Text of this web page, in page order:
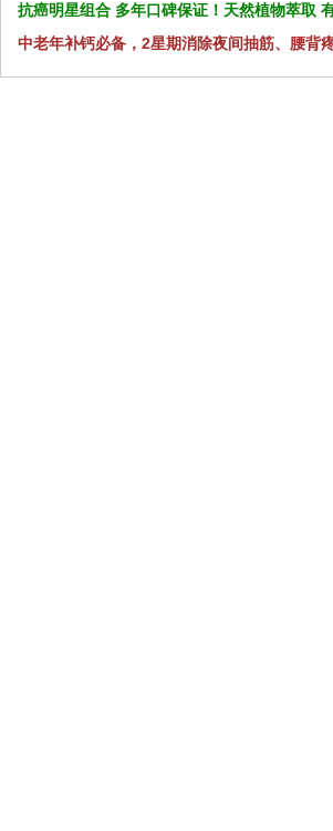
抗癌明星组合 多年口碑保证！天然植物萃取
中老年补钙必备，2星期消除夜间抽筋、腰背